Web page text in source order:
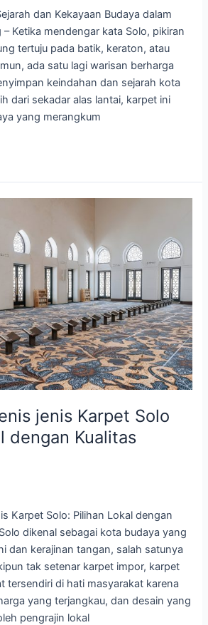
dan Kekayaan Budaya dalam
– Ketika mendengar kata Solo, pikiran
tertuju pada batik, keraton, atau
ada satu lagi warisan berharga
keindahan dan sejarah kota
dari sekadar alas lantai, karpet ini
yang merangkum
jenis Karpet Solo
dengan Kualitas
Karpet Solo: Pilihan Lokal dengan
dikenal sebagai kota budaya yang
dan kerajinan tangan, salah satunya
tak setenar karpet impor, karpet
tersendiri di hati masyarakat karena
yang terjangkau, dan desain yang
pengrajin lokal